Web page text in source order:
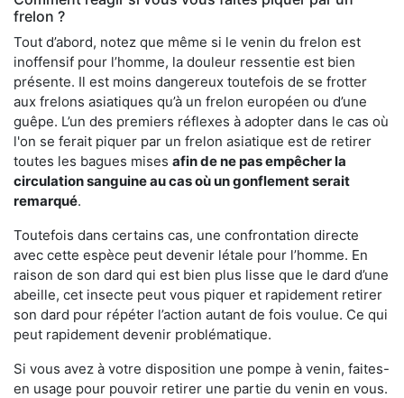
frelon ?
Tout d’abord, notez que même si le venin du frelon est
inoffensif pour l’homme, la douleur ressentie est bien
présente. Il est moins dangereux toutefois de se frotter
aux frelons asiatiques qu’à un frelon européen ou d’une
guêpe. L’un des premiers réflexes à adopter dans le cas où
l'on se ferait piquer par un frelon asiatique est de retirer
toutes les bagues mises afin de ne pas empêcher la
circulation sanguine au cas où un gonflement serait
remarqué.
Toutefois dans certains cas, une confrontation directe
avec cette espèce peut devenir létale pour l’homme. En
raison de son dard qui est bien plus lisse que le dard d’une
abeille, cet insecte peut vous piquer et rapidement retirer
son dard pour répéter l’action autant de fois voulue. Ce qui
peut rapidement devenir problématique.
Si vous avez à votre disposition une pompe à venin, faites-
en usage pour pouvoir retirer une partie du venin en vous.